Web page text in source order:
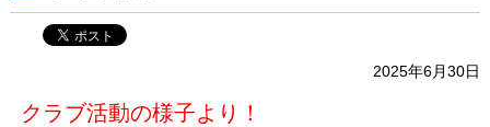
2025年6月30日
クラブ活動の様子より！